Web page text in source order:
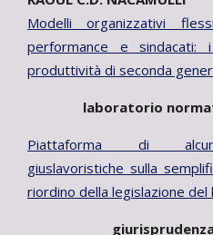
Modelli organizzativi
performance e
produttività di seconda
laboratorio
Piattaforma di
giuslavoristiche sulla
riordino della legislazione del